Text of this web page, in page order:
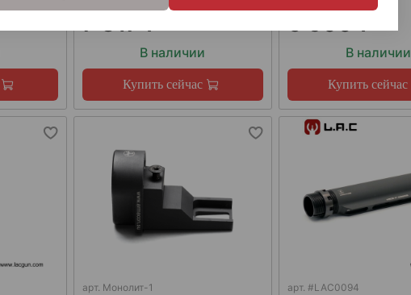
7 817 ₽
В наличии
Купить сейчас
6 500 ₽
В наличии
Купить сейчас
арт. Монолит-1 арт.#LAC0094